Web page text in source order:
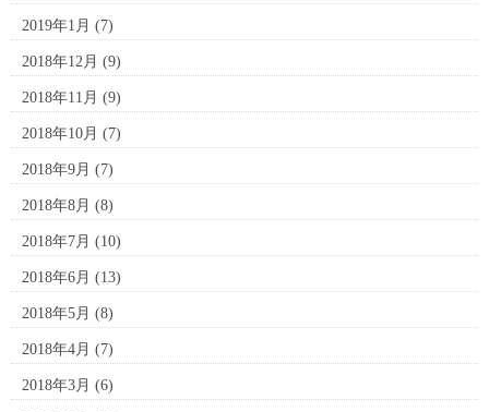
2019年1月 (7)
2018年12月 (9)
2018年11月 (9)
2018年10月 (7)
2018年9月 (7)
2018年8月 (8)
2018年7月 (10)
2018年6月 (13)
2018年5月 (8)
2018年4月 (7)
2018年3月 (6)